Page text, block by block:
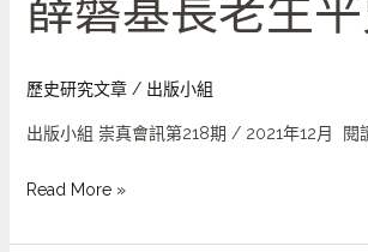
報
歷史研究文章/ 出版小組
出版小組 崇真會訊第218期 / 2021年12月 閱
磐
長
平
略
Read More »